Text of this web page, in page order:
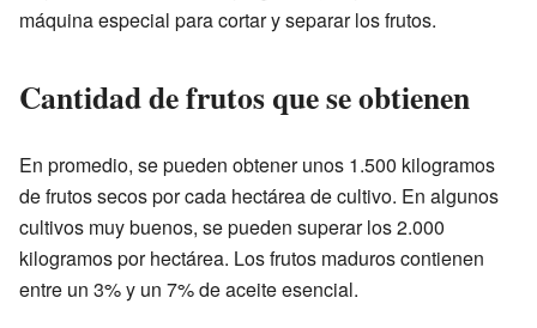
máquina especial para cortar y separar los frutos.
Cantidad de frutos que se obtienen
En promedio, se pueden obtener unos 1.500 kilogramos
de frutos secos por cada hectárea de cultivo. En algunos
cultivos muy buenos, se pueden superar los 2.000
kilogramos por hectárea. Los frutos maduros contienen
entre un 3% y un 7% de aceite esencial.